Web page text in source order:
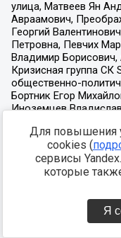
Для повышения
cookies (
сервисы
которые
Я